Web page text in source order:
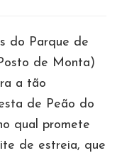
do Parque de
de Monta)
a tão
de Peão do
qual promete
de estreia, que